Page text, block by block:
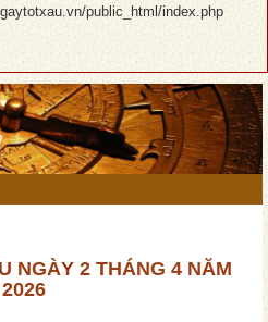
public_html/index.php
NGÀY 2 THÁNG 4 NĂM
2026